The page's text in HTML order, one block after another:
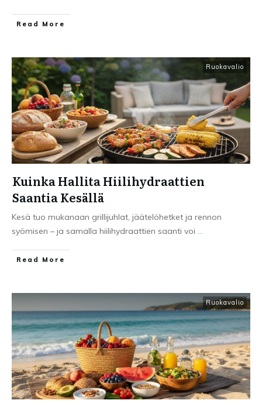
Read More
Ruokavalio
Kuinka Hallita Hiilihydraattien
Saantia Kesällä
Kesä tuo mukanaan grillijuhlat, jäätelöhetket ja rennon
syömisen – ja samalla hiilihydraattien saanti voi ...
Read More
Ruokavalio